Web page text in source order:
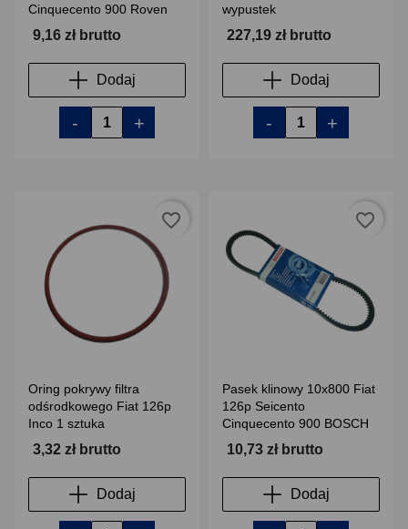
Cinquecento 900 Roven
9,16 zł brutto
Dodaj
- +
wypustek
227,19 zł brutto
Dodaj
- +
Oring pokrywy filtra
odśrodkowego Fiat 126p
Inco 1 sztuka
3,32 zł brutto
Dodaj
favorite_border
Pasek klinowy 10x800 Fiat
126p Seicento
Cinquecento 900 BOSCH
10,73 zł brutto
Dodaj
favorite_border